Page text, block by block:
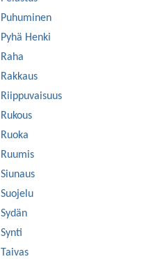
Puhuminen
Pyhä Henki
Raha
Rakkaus
Riippuvaisuus
Rukous
Ruoka
Ruumis
Siunaus
Suojelu
Sydän
Synti
Taivas